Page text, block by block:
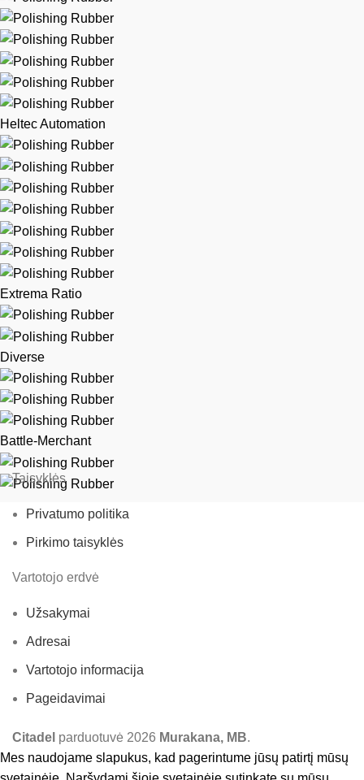
Heltec Automation
Extrema Ratio
Diverse
Battle-Merchant
Taisyklės
Privatumo politika
Pirkimo taisyklės
Vartotojo erdvė
Užsakymai
Adresai
Vartotojo informacija
Pageidavimai
Citadel parduotuvė 2026 Murakana, MB.
Mes naudojame slapukus, kad pagerintume jūsų patirtį mūsų